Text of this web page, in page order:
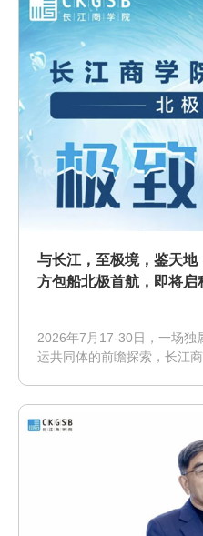
与长江，至极境，鉴天
方包船北极首航，即将启
2026年7月17-30日，一场独
运共同体的前瞻探索，长江